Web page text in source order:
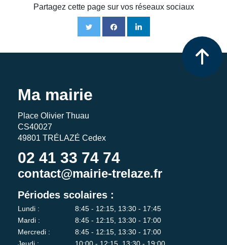
Partagez cette page sur vos réseaux sociaux
Ma mairie
Place Olivier Thuau
CS40027
49801 TRÉLAZÉ Cedex
02 41 33 74 74
contact@mairie-trelaze.fr
Périodes scolaires :
Lundi :
8:45 - 12:15, 13:30 - 17:45
Mardi :
8:45 - 12:15, 13:30 - 17:00
Mercredi :
8:45 - 12:15, 13:30 - 17:00